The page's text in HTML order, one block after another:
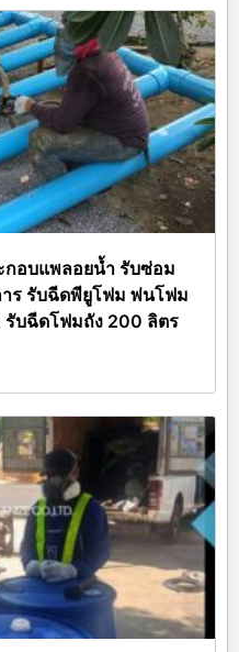
อบแพลอยน้ำ รับซ่อม
ร รับฉีดพียูโฟม พ่นโฟม
รับฉีดโฟมถัง 200 ลิตร